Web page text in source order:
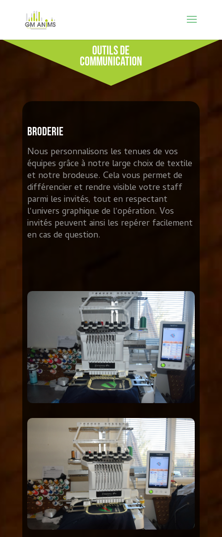
Outils de
communication
Broderie
Nous personnalisons les tenues de vos
équipes grâce à notre large choix de textile
et notre brodeuse. Cela vous permet de
différencier et rendre visible votre staff
parmi les invités, tout en respectant
l'univers graphique de l'opération. Vos
invités peuvent ainsi les repérer facilement
en cas de question.